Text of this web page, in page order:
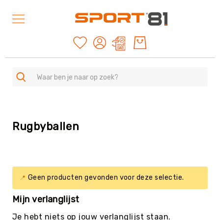
Mijn offertes
-
Z
American
Football
&
Rugby
Archery
Rugbyballen
Geen producten gevonden voor deze selectie.
Mijn verlanglijst
Je hebt niets op jouw verlanglijst staan.